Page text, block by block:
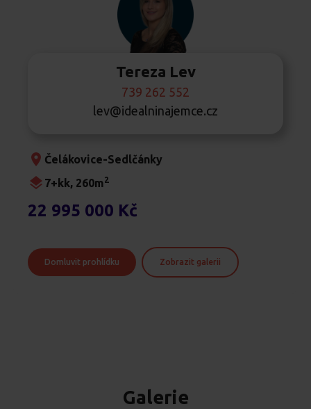
Tereza Lev
739 262 552
lev@idealninajemce.cz
Čelákovice-Sedlčánky
7+kk, 260m2
22 995 000 Kč
Domluvit prohlídku Zobrazit galerii
Galerie